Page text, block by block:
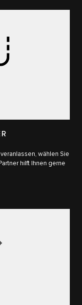
wählen Sie
hilft Ihnen gerne